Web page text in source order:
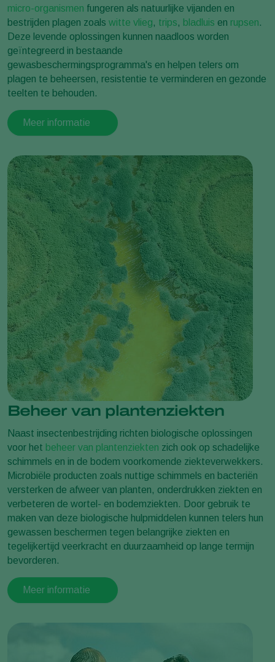
micro-organismen fungeren als natuurlijke vijanden en
bestrijden plagen zoals witte vlieg, trips, bladluis en rupsen.
Deze levende oplossingen kunnen naadloos worden
geïntegreerd in bestaande
gewasbeschermingsprogramma's en helpen telers om
plagen te beheersen, resistentie te verminderen en gezonde
teelten te behouden.
Meer informatie
Beheer van plantenziekten
Naast insectenbestrijding richten biologische oplossingen
voor het beheer van plantenziekten zich ook op schadelijke
schimmels en in de bodem voorkomende ziekteverwekkers.
Microbiële producten zoals nuttige schimmels en bacteriën
versterken de afweer van planten, onderdrukken ziekten en
verbeteren de wortel- en bodemziekten. Door gebruik te
maken van deze biologische hulpmiddelen kunnen telers hun
gewassen beschermen tegen belangrijke ziekten en
tegelijkertijd veerkracht en duurzaamheid op lange termijn
bevorderen.
Meer informatie